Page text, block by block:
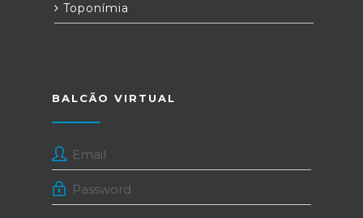
Toponímia
BALCÃO VIRTUAL